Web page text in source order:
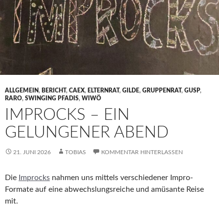
ALLGEMEIN, BERICHT, CAEX, ELTERNRAT, GILDE, GRUPPENRAT, GUSP,
RARO, SWINGING PFADIS, WIWÖ
IMPROCKS – EIN
GELUNGENER ABEND
21. JUNI 2026 TOBIAS KOMMENTAR HINTERLASSEN
Die Improcks nahmen uns mittels verschiedener Impro-
Formate auf eine abwechslungsreiche und amüsante Reise
mit.